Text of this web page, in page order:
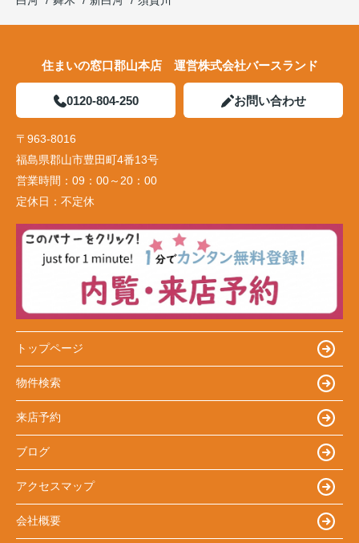
住まいの窓口郡山本店 運営株式会社バースランド
0120-804-250 お問い合わせ
〒963-8016
福島県郡山市豊田町4番13号
営業時間： 09：00～20：00
定休日： 不定休
トップページ
物件検索
来店予約
ブログ
アクセスマップ
会社概要